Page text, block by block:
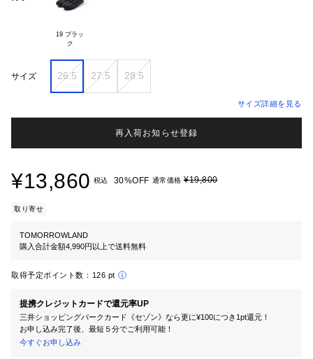
19 ブラッ
サイズ 26.5 27.5 28.5
サイズ詳細を見る
再入荷お知らせ登録
¥13,860 税込 30%OFF 通常価格 ¥19,800
取り寄せ
TOMORROWLAND
購入合計金額4,990円以上で送料無料
取得予定ポイント数： 126 pt
提携クレジットカードで還元率UP
三井ショッピングパークカード《セゾン》なら更に¥100につき1pt還元！
お申し込み完了後、最短５分でご利用可能！
今すぐお申し込み